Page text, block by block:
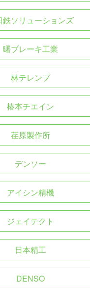
鉄ソリューションズ
曙ブレーキ工業
林テレンプ
椿本チエイン
荏原製作所
デンソー
アイシン精機
ジェイテクト
日本精工
DENSO